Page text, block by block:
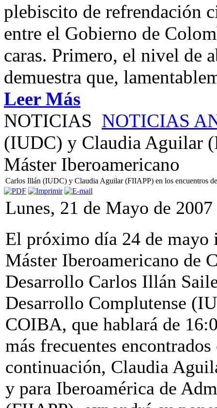
plebiscito de refrendación
entre el Gobierno de
caras. Primero, el nivel de
demuestra que,
Leer Más
NOTICIAS NOTICIAS
(IUDC) y Claudia Aguilar
Máster Iberoamericano
Carlos Illán (IUDC) y Claudia Aguilar (FIIAPP) en los encuentros
Lunes, 21 de Mayo de 2007
El próximo día 24 de mayo
Máster Iberoamericano de
Desarrollo Carlos Illán
Desarrollo Complutense
COIBA, que hablará de
más frecuentes
continuación, Claudia
y para Iberoamérica de